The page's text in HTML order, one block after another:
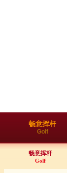
畅意挥杆
Golf
畅意挥杆
Golf